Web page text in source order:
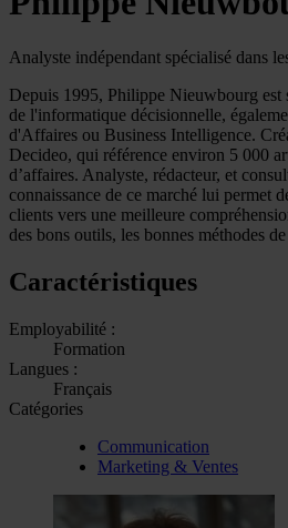
Analyste indépendant spécialisé dans
Depuis 1995, Philippe Nieuwbourg est
de l'informatique décisionnelle,
d'Affaires ou Business Intelligence.
Decideo, qui référence environ 5 000
d’affaires. Analyste, rédacteur, et
connaissance de ce marché lui permet
clients vers une meilleure
des bons outils, les bonnes méthodes
Caractéristiques
Employabilité :
Formation
Langues :
Français
Catégories
Communication
Marketing & Ventes